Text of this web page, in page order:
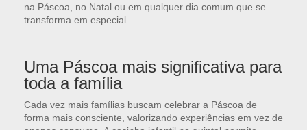
na Páscoa, no Natal ou em qualquer dia comum que se
transforma em especial.
Uma Páscoa mais significativa para
toda a família
Cada vez mais famílias buscam celebrar a Páscoa de
forma mais consciente, valorizando experiências em vez de